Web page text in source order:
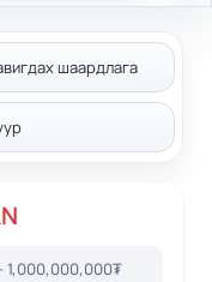
шаардлага
1,000,000,000₮